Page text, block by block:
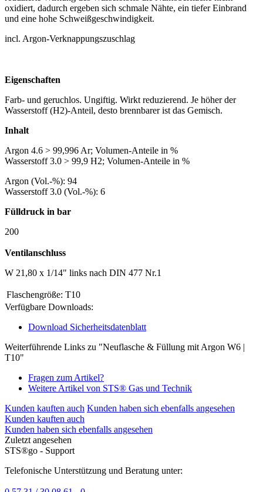
oxidiert, dadurch ergeben sich schmale Nähte, ein tiefer Einbrand
und eine hohe Schweißgeschwindigkeit.
incl. Argon-Verknappungszuschlag
Eigenschaften
Farb- und geruchlos. Ungiftig. Wirkt reduzierend. Je höher der
Wasserstoff (H2)-Anteil, desto brennbarer ist das Gemisch.
Inhalt
Argon 4.6 > 99,996 Ar; Volumen-Anteile in %
Wasserstoff 3.0 > 99,9 H2; Volumen-Anteile in %
Argon (Vol.-%): 94
Wasserstoff 3.0 (Vol.-%): 6
Fülldruck in bar
200
Ventilanschluss
W 21,80 x 1/14" links nach DIN 477 Nr.1
Flaschengröße: T10
Verfügbare Downloads:
Download Sicherheitsdatenblatt
Weiterführende Links zu "Neuflasche & Füllung mit Argon W6 |
T10"
Fragen zum Artikel?
Weitere Artikel von STS® Gas und Technik
Kunden kauften auch Kunden haben sich ebenfalls angesehen
Kunden kauften auch
Kunden haben sich ebenfalls angesehen
Zuletzt angesehen
STS®go - Support
Telefonische Unterstützung und Beratung unter: